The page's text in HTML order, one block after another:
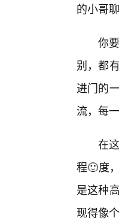
的小哥
你
别，都
进门的
流，每
在
程🙂度
是这种
现得像